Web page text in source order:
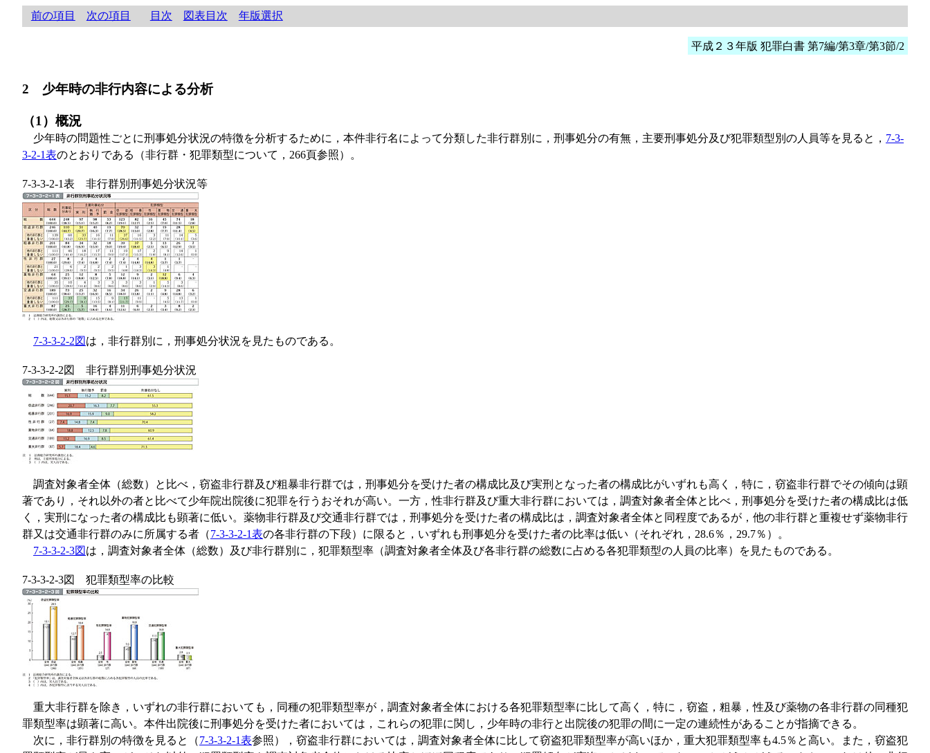
前の項目 次の項目 目次 図表目次 年版選択
平成２３年版 犯罪白書 第7編/第3章/第3節/2
2 少年時の非行内容による分析
（1）概況
少年時の問題性ごとに刑事処分状況の特徴を分析するために，本件非行名によって分類した非行群別に，刑事処分の有無，主要刑事処分及び犯罪類型別の人員等を見ると， 7-3-
3-2-1表のとおりである（非行群・犯罪類型について，266頁参照）。
7-3-3-2-1表 非行群別刑事処分状況等
7-3-3-2-2図 は，非行群別に，刑事処分状況を見たものである。
7-3-3-2-2図 非行群別刑事処分状況
調査対象者全体（総数）と比べ，窃盗非行群及び粗暴非行群では，刑事処分を受けた者の構成比及び実刑となった者の構成比がいずれも高く，特に，窃盗非行群でその傾向は顕
著であり，それ以外の者と比べて少年院出院後に犯罪を行うおそれが高い。一方，性非行群及び重大非行群においては，調査対象者全体と比べ，刑事処分を受けた者の構成比は低
く，実刑になった者の構成比も顕著に低い。薬物非行群及び交通非行群では，刑事処分を受けた者の構成比は，調査対象者全体と同程度であるが，他の非行群と重複せず薬物非行
群又は交通非行群のみに所属する者（7-3-3-2-1表の各非行群の下段）に限ると，いずれも刑事処分を受けた者の比率は低い（それぞれ，28.6％，29.7％）。
7-3-3-2-3図 は，調査対象者全体（総数）及び非行群別に，犯罪類型率（調査対象者全体及び各非行群の総数に占める各犯罪類型の人員の比率）を見たものである。
7-3-3-2-3図 犯罪類型率の比較
重大非行群を除き，いずれの非行群においても，同種の犯罪類型率が，調査対象者全体における各犯罪類型率に比して高く，特に，窃盗，粗暴，性及び薬物の各非行群の同種犯
罪類型率は顕著に高い。本件出院後に刑事処分を受けた者においては，これらの犯罪に関し，少年時の非行と出院後の犯罪の間に一定の連続性があることが指摘できる。
次に，非行群別の特徴を見ると（7-3-3-2-1表参照），窃盗非行群においては，調査対象者全体に比して窃盗犯罪類型率が高いほか，重大犯罪類型率も4.5％と高い。また，窃盗犯